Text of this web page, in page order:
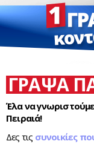
ΓΡΑΨΑ
Έλα να
Πειραιά!
Δες τις συνοικίες